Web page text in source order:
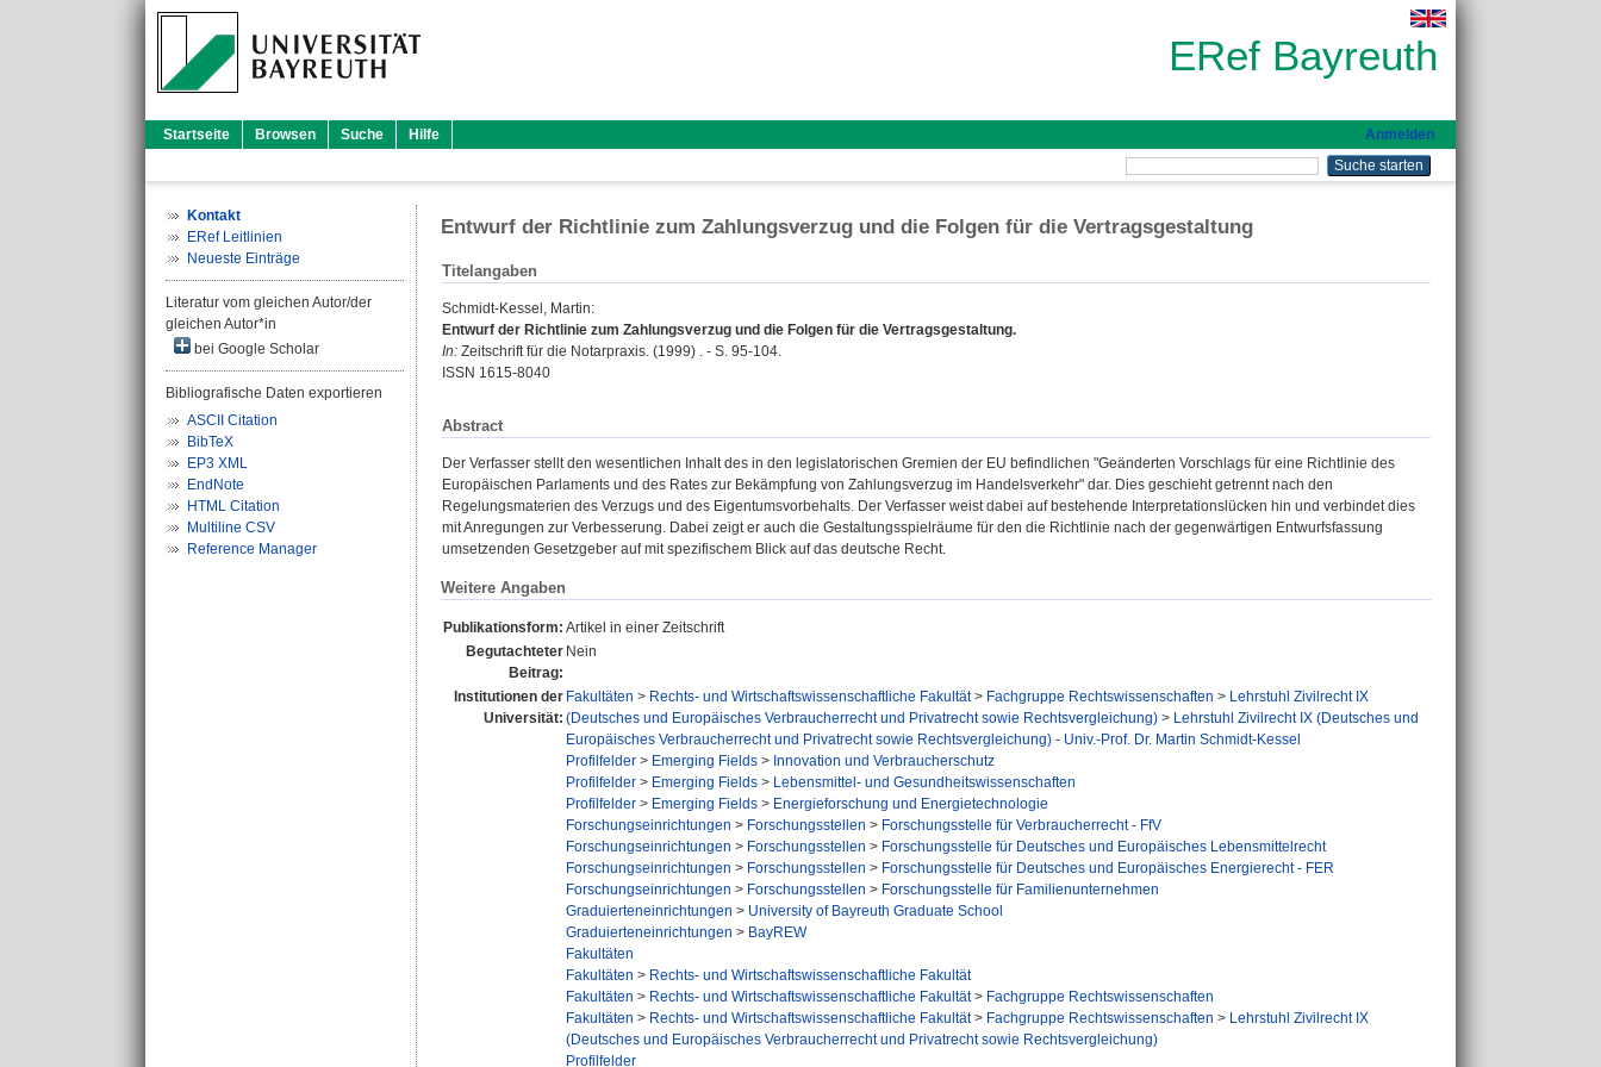
ERef Bayreuth
Startseite Browsen Suche Hilfe Anmelden
Kontakt
ERef Leitlinien
Neueste Einträge
Literatur vom gleichen Autor/der
gleichen Autor*in
bei Google Scholar
Bibliografische Daten exportieren
ASCII Citation
BibTeX
EP3 XML
EndNote
HTML Citation
Multiline CSV
Reference Manager
Entwurf der Richtlinie zum Zahlungsverzug und die Folgen für die Vertragsgestaltung
Titelangaben
Schmidt-Kessel, Martin:
Entwurf der Richtlinie zum Zahlungsverzug und die Folgen für die Vertragsgestaltung.
In: Zeitschrift für die Notarpraxis. (1999) . - S. 95-104.
ISSN 1615-8040
Abstract
Der Verfasser stellt den wesentlichen Inhalt des in den legislatorischen Gremien der EU befindlichen "Geänderten Vorschlags für eine Richtlinie des
Europäischen Parlaments und des Rates zur Bekämpfung von Zahlungsverzug im Handelsverkehr" dar. Dies geschieht getrennt nach den
Regelungsmaterien des Verzugs und des Eigentumsvorbehalts. Der Verfasser weist dabei auf bestehende Interpretationslücken hin und verbindet dies
mit Anregungen zur Verbesserung. Dabei zeigt er auch die Gestaltungsspielräume für den die Richtlinie nach der gegenwärtigen Entwurfsfassung
umsetzenden Gesetzgeber auf mit spezifischem Blick auf das deutsche Recht.
Weitere Angaben
Publikationsform: Artikel in einer Zeitschrift
Begutachteter
Beitrag:
Nein
Institutionen der
Universität:
Fakultäten > Rechts- und Wirtschaftswissenschaftliche Fakultät> Fachgruppe Rechtswissenschaften > Lehrstuhl Zivilrecht IX
(Deutsches und Europäisches Verbraucherrecht und Privatrecht sowie Rechtsvergleichung) > Lehrstuhl Zivilrecht IX (Deutsches und
Europäisches Verbraucherrecht und Privatrecht sowie Rechtsvergleichung) - Univ.-Prof. Dr. Martin Schmidt-Kessel
Profilfelder > Emerging Fields > Innovation und Verbraucherschutz
Profilfelder > Emerging Fields > Lebensmittel- und Gesundheitswissenschaften
Profilfelder > Emerging Fields > Energieforschung und Energietechnologie
Forschungseinrichtungen > Forschungsstellen > Forschungsstelle für Verbraucherrecht - FfV
Forschungseinrichtungen > Forschungsstellen > Forschungsstelle für Deutsches und Europäisches Lebensmittelrecht
Forschungseinrichtungen > Forschungsstellen > Forschungsstelle für Deutsches und Europäisches Energierecht - FER
Forschungseinrichtungen > Forschungsstellen > Forschungsstelle für Familienunternehmen
Graduierteneinrichtungen > University of Bayreuth Graduate School
Graduierteneinrichtungen > BayREW
Fakultäten
Fakultäten > Rechts- und Wirtschaftswissenschaftliche Fakultät
Fakultäten > Rechts- und Wirtschaftswissenschaftliche Fakultät> Fachgruppe Rechtswissenschaften
Fakultäten > Rechts- und Wirtschaftswissenschaftliche Fakultät> Fachgruppe Rechtswissenschaften > Lehrstuhl Zivilrecht IX
(Deutsches und Europäisches Verbraucherrecht und Privatrecht sowie Rechtsvergleichung)
Profilfelder